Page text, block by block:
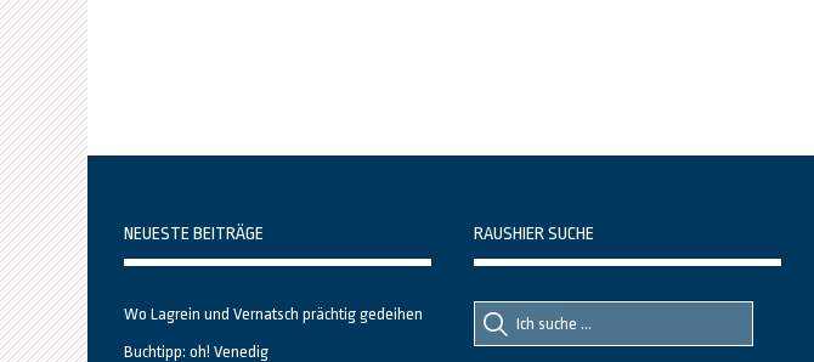
NEUESTE BEITRÄGE
Wo Lagrein und Vernatsch prächtig gedeihen
Buchtipp: oh! Venedig
RAUSHIER SUCHE
Suche
nach::
Suche
nach: